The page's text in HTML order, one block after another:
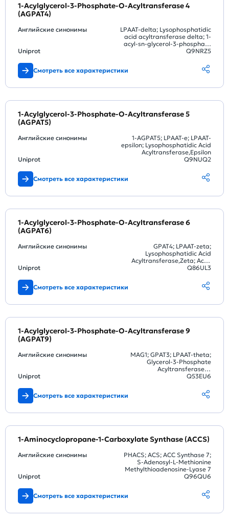
1-Acylglycerol-3-Phosphate-O-Acyltransferase 4
(AGPAT4)
Английские синонимы
LPAAT-delta; Lysophosphatidic
acid acyltransferase delta; 1-
acyl-sn-glycerol-3-phosphate
acyltransferase delta
Uniprot Q9NRZ5
Смотреть все характеристики
1-Acylglycerol-3-Phosphate-O-Acyltransferase 5
(AGPAT5)
Английские синонимы
1-AGPAT5; LPAAT-e; LPAAT-
epsilon; Lysophosphatidic Acid
Acyltransferase,Epsilon
Uniprot
Q9NUQ2
Смотреть все характеристики
1-Acylglycerol-3-Phosphate-O-Acyltransferase 6
(AGPAT6)
Английские синонимы
GPAT4; LPAAT-zeta;
Lysophosphatidic Acid
Acyltransferase,Zeta; Acyl-
CoA:glycerol-3-phosphate
Lysophosphatidic acid
acyltransferase zeta
Uniprot Q86UL3
Смотреть все характеристики
1-Acylglycerol-3-Phosphate-O-Acyltransferase 9
(AGPAT9)
Английские синонимы
MAG1; GPAT3; LPAAT-theta;
Glycerol-3-Phosphate
Acyltransferase 3;
Lysophosphatidic Acid
Cancer Metastasis-Associated
Protein 1
Uniprot Q53EU6
Смотреть все характеристики
1-Aminocyclopropane-1-Carboxylate Synthase (ACCS)
Английские синонимы
PHACS; ACS; ACC Synthase 7;
S-Adenosyl-L-Methionine
Methylthioadenosine-Lyase 7
Uniprot
Q96QU6
Смотреть все характеристики